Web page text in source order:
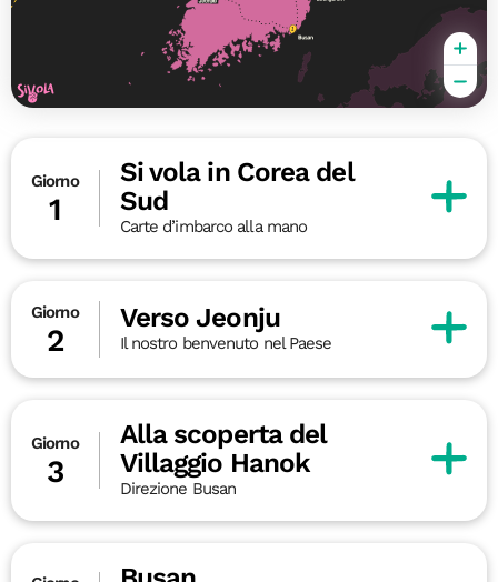
Giorno
1
Si vola in Corea del
Sud
Carte d’imbarco alla mano
Giorno
2
Verso Jeonju
Il nostro benvenuto nel Paese
Giorno
3
Alla scoperta del
Villaggio Hanok
Direzione Busan